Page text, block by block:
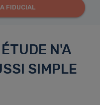
FIDUCIAL
N'A
SIMPLE